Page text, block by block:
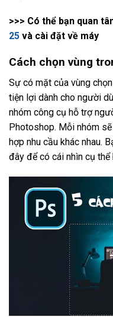
>>> Có thể bạn quan
25 và cài đặt về máy
Cách chọn vùng
Sự có mặt của vùng
tiện lợi dành cho người
nhóm công cụ hỗ trợ
Photoshop. Mỗi nhóm
hợp nhu cầu khác nhau.
đây để có cái nhìn cụ thể